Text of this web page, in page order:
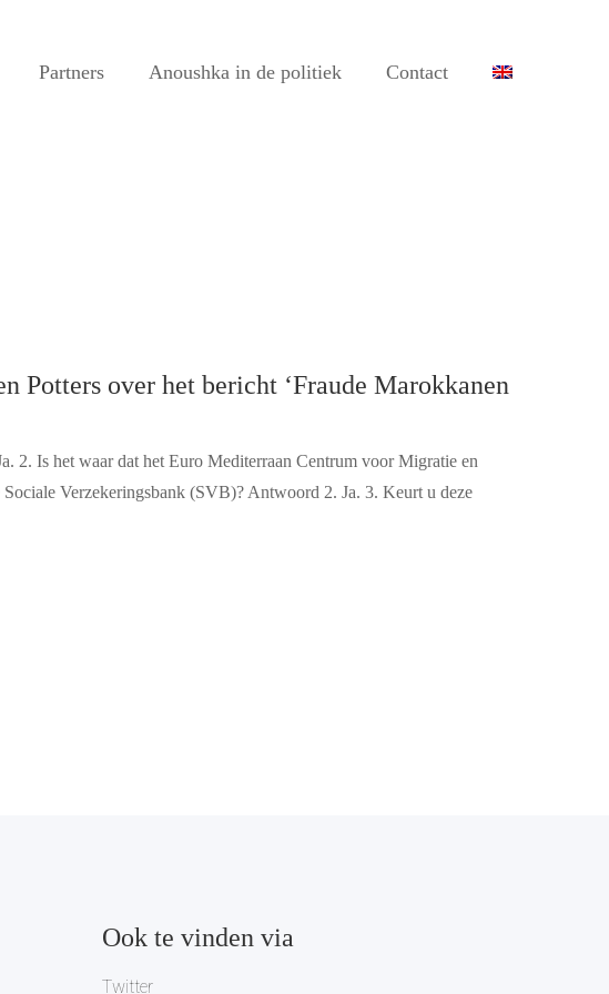
Partners Anoushka in de politiek Contact
Potters over het bericht ‘Fraude Marokkanen
2. Is het waar dat het Euro Mediterraan Centrum voor Migratie en
Verzekeringsbank (SVB)? Antwoord 2. Ja. 3. Keurt u deze
Ook te vinden via
Twitter